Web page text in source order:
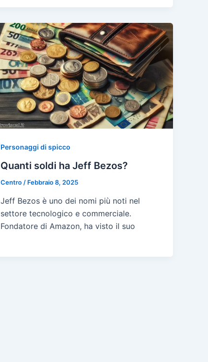
Personaggi di spicco
Quanti soldi ha Jeff Bezos?
Centro/ Febbraio 8, 2025
Jeff Bezos è uno dei nomi più noti nel
settore tecnologico e commerciale.
Fondatore di Amazon, ha visto il suo